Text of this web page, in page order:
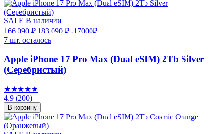
SALE В наличии
166 090 ₽ 183 090 ₽ -17000₽
7 шт. осталось
Apple iPhone 17 Pro Max (Dual eSIM) 2Tb Silver
(Серебристый)
★★★★★
4,9 (200)
В корзину